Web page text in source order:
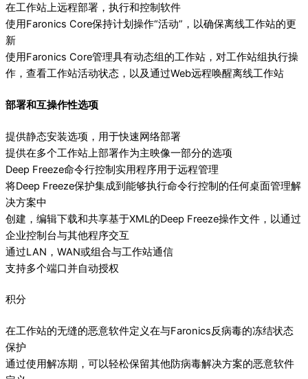
在工作站上远程部署，执行和控制软件
使用Faronics Core保持计划操作“活动”，以确保离线工作站的更
新
使用Faronics Core管理具有动态组的工作站，对工作站组执行操
作，查看工作站活动状态，以及通过Web远程唤醒离线工作站
部署和互操作性选项
提供静态安装选项，用于快速网络部署
提供在多个工作站上部署作为主映像一部分的选项
Deep Freeze命令行控制实用程序用于远程管理
将Deep Freeze保护集成到能够执行命令行控制的任何桌面管理解
决方案中
创建，编辑下载和共享基于XML的Deep Freeze操作文件，以通过
企业控制台与其他程序交互
通过LAN，WAN或组合与工作站通信
支持多个端口并自动授权
积分
在工作站的无缝的恶意软件定义在与Faronics反病毒的冻结状态
保护
通过使用解冻期，可以轻松保留其他防病毒解决方案的恶意软件